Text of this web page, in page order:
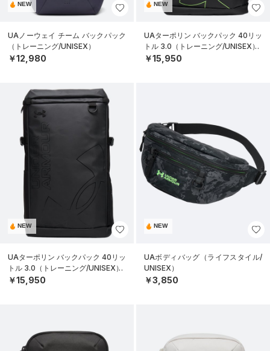
NEW
UAノーウェイ チーム バックパック
（トレーニング/UNISEX）
￥12,980
NEW
UAターポリン バックパック 40リッ
トル 3.0（トレーニング/UNISEX）
￥15,950
NEW
UAターポリン バックパック 40リッ
トル 3.0（トレーニング/UNISEX）
￥15,950
NEW
UAボディバッグ（ライフスタイル/
UNISEX）
￥3,850